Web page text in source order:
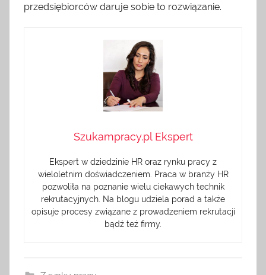
przedsiębiorców daruje sobie to rozwiązanie.
Szukampracy.pl Ekspert
Ekspert w dziedzinie HR oraz rynku pracy z
wieloletnim doświadczeniem. Praca w branży HR
pozwoliła na poznanie wielu ciekawych technik
rekrutacyjnych. Na blogu udziela porad a także
opisuje procesy związane z prowadzeniem rekrutacji
bądź też firmy.